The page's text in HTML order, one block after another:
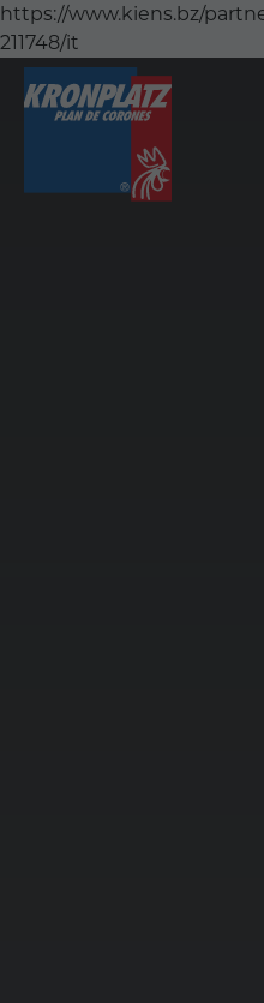
https://www.kiens.bz/
211748/it